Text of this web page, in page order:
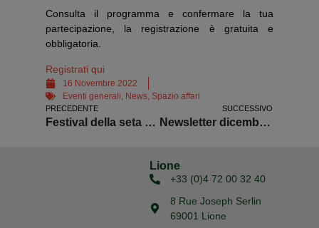
Consulta il programma e confermare la tua
partecipazione, la registrazione è gratuita e
obbligatoria.
Registrati qui
16 Novembre 2022
Eventi generali News Spazio affari
PRECEDENTE
Festival della seta a Lione
SUCCESSIVO
Newsletter dicembre 2022
Lione
+33 (0)4 72 00 32 40
8 Rue Joseph Serlin
69001 Lione